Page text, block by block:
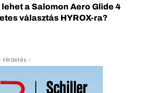
a Salomon Aero Glide 4
választás HYROX-ra?
Hirdetés -